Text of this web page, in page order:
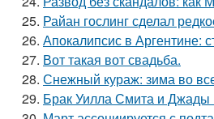
25. Райан гослинг сделал
26. Апокалипсис в Аргентине:
27. Вот такая вот свадьба.
28. Снежный кураж: зима во
29. Брак Уилла Смита и Джады